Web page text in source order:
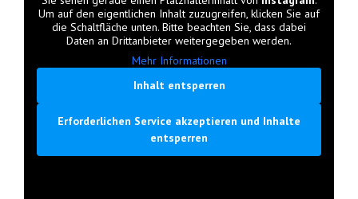
Um auf den eigentlichen Inhalt zuzugreifen, klicken Sie auf
die Schaltfläche unten. Bitte beachten Sie, dass dabei
Daten an Drittanbieter weitergegeben werden.
Mehr Informationen
Inhalt entsperren
Erforderlichen Service akzeptieren und Inhalte
entsperren